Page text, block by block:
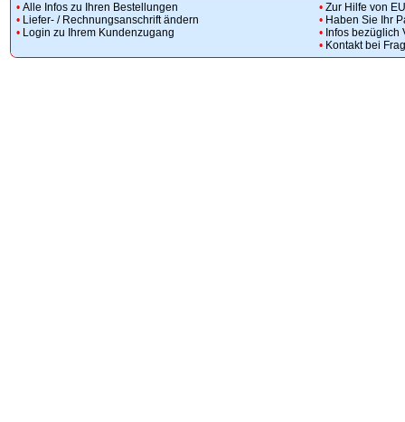
• Alle Infos zu Ihren Bestellungen
• Liefer- / Rechnungsanschrift ändern
• Login zu Ihrem Kundenzugang
• Zur Hilfe von
• Haben Sie Ihr
• Infos bezüglich
• Kontakt bei